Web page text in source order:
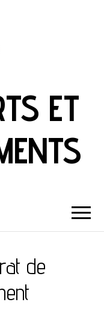
ET
de